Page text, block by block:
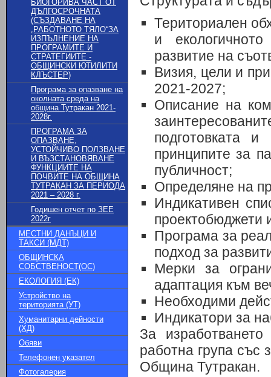
БИОГОРИВА ЧАСТ ОТ
ДЪЛГОСРОЧНАТА
(СЪЗДАВАНЕ НА
„РАБОТНОТО ТЯЛО“ЗА
ИЗПЪЛНЕНИЕ НА
ПРОГРАМИТЕ И
СТРАТЕГИИТЕ -
ОБЩИНСКИ ЮТИЛИТИ
КЛЪСТЕР)
Програма за опазване на
околната среда на
община Тутракан 2021-
2028г.
ПРОГРАМА ЗА
ОПАЗВАНЕ,
УСТОЙЧИВО ПОЛЗВАНЕ
И ВЪЗСТАНОВЯВАНЕ
ФУНКЦИИТЕ НА
ПОЧВИТЕ НА ОБЩИНА
ТУТРАКАН ЗА ПЕРИОДА
2021 – 2028 г.
Годишен отчет по ЗЕЕ
2022г
МЕСТНИ ДАНЪЦИ И
ТАКСИ (МДТ)
ОБЩИНСКА
СОБСТВЕНОСТ(ОС)
ЕКОЛОГИЯ (ЕК)
Устройство на
територията (УТ)
Хуманитарни дейности
(ХД)
Обяви
Телефонен указател
Фотогалерия
Териториален
и
развитие на
Визия, цели и
2021-2027;
Описание на
подготовката
принципите за
публичност;
Определяне на
Индикативен
проектобюджети
Програма за
подход за
Мерки за
адаптация към
Необходими
Индикатори за
За
работна група със
Община Тутракан.